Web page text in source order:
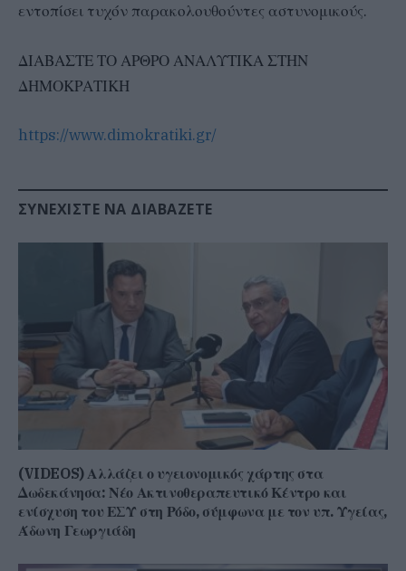
εντοπίσει τυχόν παρακολουθούντες αστυνομικούς.
ΔΙΑΒΑΣΤΕ ΤΟ ΑΡΘΡΟ ΑΝΑΛΥΤΙΚΑ ΣΤΗΝ
ΔΗΜΟΚΡΑΤΙΚΗ
https://www.dimokratiki.gr/
ΣΥΝΕΧΊΣΤΕ ΝΑ ΔΙΑΒΆΖΕΤΕ
(VIDEOS) Αλλάζει ο υγειονομικός χάρτης στα
Δωδεκάνησα: Νέο Ακτινοθεραπευτικό Κέντρο και
ενίσχυση του ΕΣΥ στη Ρόδο, σύμφωνα με τον υπ. Υγείας,
Άδωνη Γεωργιάδη